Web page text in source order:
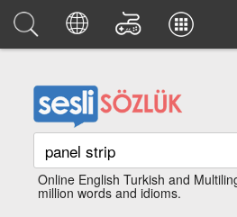
Online English Turkish and
million words and idioms.